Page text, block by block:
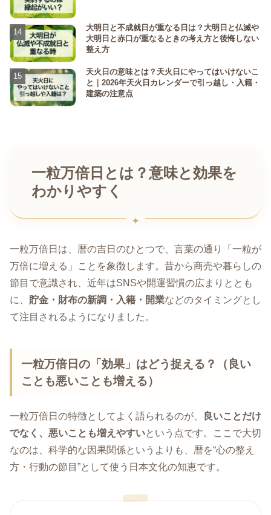
大明日と不成就日が重なる日は？大明日と仏滅や
大明日と赤口が重なるときの考え方と後悔しない
整え方
天火日の意味とは？天火日にやってはいけないこ
と｜2026年天火日カレンダーで引っ越し・入籍・
建築の注意点
一粒万倍日とは？意味と効果を
わかりやすく
一粒万倍日は、暦の吉日のひとつで、言葉の通り「一粒が
万倍に増える」ことを象徴します。昔から商売や暮らしの
節目で意識され、近年はSNSや開運習慣の広まりととも
に、 貯金・財布の新調・入籍・開業などのタイミングとし
て注目されるようになりました。
一粒万倍日の「効果」はどう捉える？（良い
ことも悪いことも増える）
一粒万倍日の特徴としてよく語られるのが、
良いことだけ
でなく、悪いことも増えやすいという点です。ここで大切
なのは、科学的な因果関係というよりも、暦を“心の整え
方・行動の節目”として使う日本文化の知恵です。